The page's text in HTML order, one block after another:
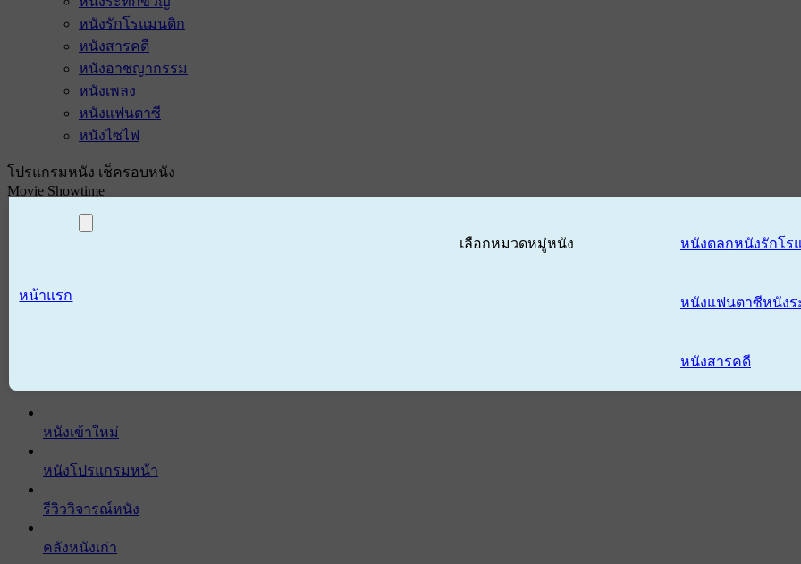
หนังรักโรแมนติก
หนังสารคดี
หนังอาชญากรรม
หนังเพลง
หนังแฟนตาซี
หนังไซไฟ
โปรแกรมหนัง เช็ครอบหนัง
Movie Showtime
หน้าแรก
เลือกหมวดหมู่หนัง หนังตลกหนังรักโร
หนังแฟนตาซีหนัง
หนังสารคดี
หนังเข้าใหม่
หนังโปรแกรมหน้า
รีวิววิจารณ์หนัง
คลังหนังเก่า